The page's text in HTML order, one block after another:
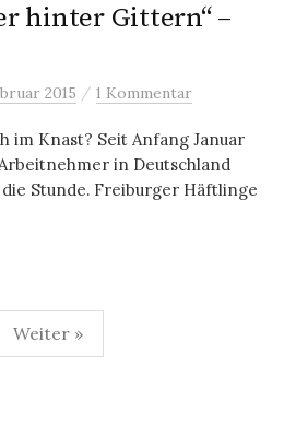
hinter Gittern“ –
2015 / 1 Kommentar
im Knast? Seit Anfang Januar
in Deutschland
Stunde. Freiburger Häftlinge
Weiter »